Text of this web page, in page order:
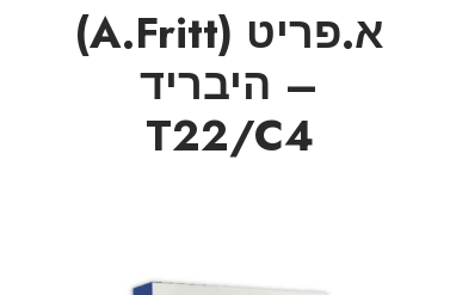
א.פריט (A.Fritt)
– היבריד
T22/C4